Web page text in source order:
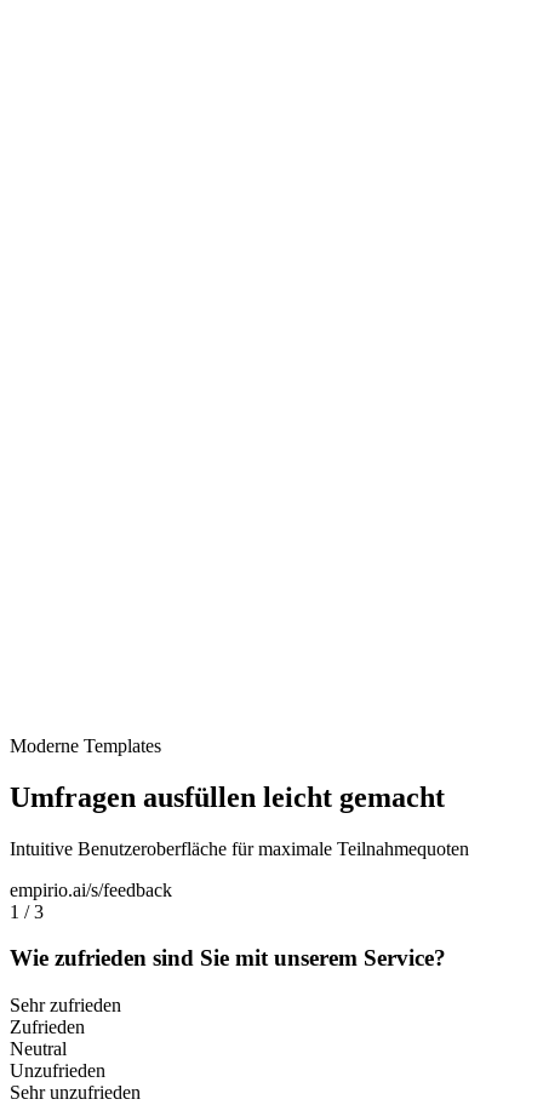
Moderne Templates
Umfragen ausfüllen leicht gemacht
Intuitive Benutzeroberfläche für maximale Teilnahmequoten
empirio.ai/s/feedback
1 /3
Wie zufrieden sind Sie mit unserem Service?
Sehr zufrieden
Zufrieden
Neutral
Unzufrieden
Sehr unzufrieden